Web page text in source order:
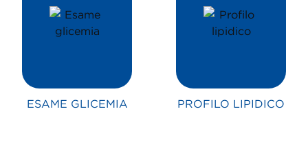
ESAME GLICEMIA PROFILO LIPIDICO